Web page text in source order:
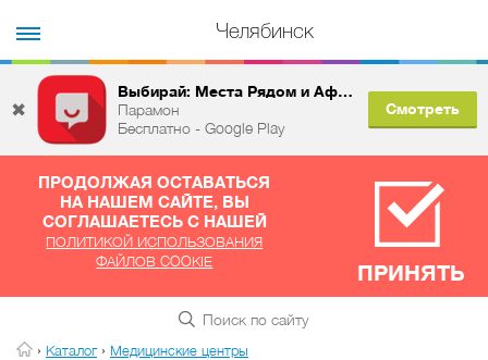
✖
Выбирай: Места Рядом и Афиша
Парамон
Бесплатно - Google Play
Смотреть
ПРОДОЛЖАЯ ОСТАВАТЬСЯ
НА НАШЕМ САЙТЕ, ВЫ
СОГЛАШАЕТЕСЬ С НАШЕЙ
ПОЛИТИКОЙ ИСПОЛЬЗОВАНИЯ
ФАЙЛОВ COOKIE
ПРИНЯТЬ
Челябинск
› Каталог› Медицинские центры